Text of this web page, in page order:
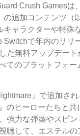
Crush Gamesは
追加コンテンツ（
ャラクターや特殊
で年内のリリ
た無料アップデー
てのプラットフォ
」で追加さ
のヒーローたちと
強力な弾薬やスピ
聴して、エステル